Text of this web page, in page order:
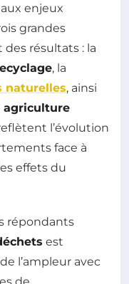
enjeux
grandes
résultats : la
, la
naturelles, ainsi
agriculture
l’évolution
face à
effets du
répondants
est
l’ampleur avec